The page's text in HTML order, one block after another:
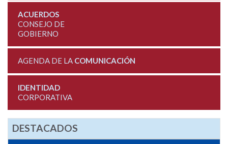
ACUERDOS
CONSEJO DE
GOBIERNO
AGENDA DE LA COMUNICACIÓN
IDENTIDAD
CORPORATIVA
DESTACADOS